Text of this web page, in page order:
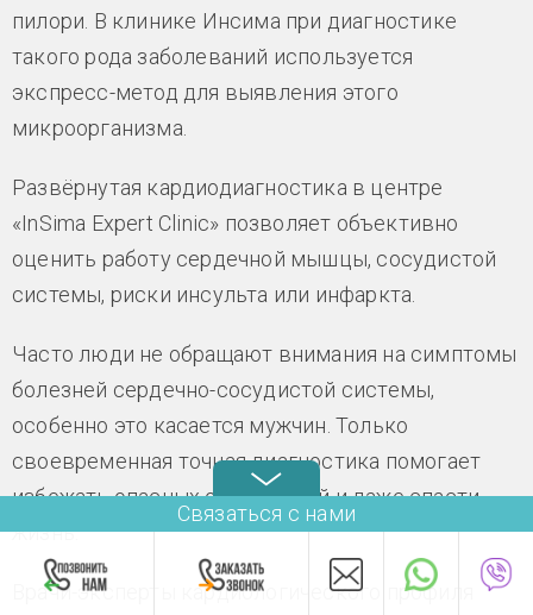
пилори. В клинике Инсима при диагностике
такого рода заболеваний используется
экспресс-метод для выявления этого
микроорганизма.
Развёрнутая кардиодиагностика в центре
«InSima Expert Clinic» позволяет объективно
оценить работу сердечной мышцы, сосудистой
системы, риски инсульта или инфаркта.
Часто люди не обращают внимания на симптомы
болезней сердечно-сосудистой системы,
особенно это касается мужчин. Только
своевременная точная диагностика помогает
избежать опасных осложнений и даже спасти
жизнь.
Врачи-эксперты кардиологического профиля
Связаться с нами